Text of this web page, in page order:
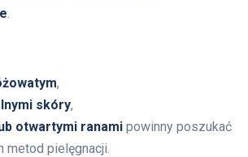
.
,
skóry,
otwartymi ranami powinny poszukać
metod pielęgnacji.